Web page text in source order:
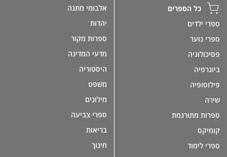
כל הספרים
ספרי ילדים
ספרי נוער
פסיכולוגיה
ביוגרפיה
פילוסופיה
שירה
ספרות מתורגמת
קומיקס
ספרי לימוד
אלבומי מתנה
יהדות
ספרות מקור
מדעי המדינה
היסטוריה
משפט
מילונים
ספרי צביעה
בריאות
חינוך